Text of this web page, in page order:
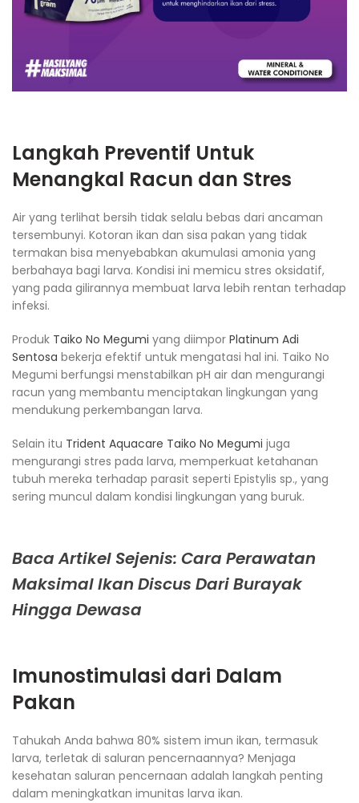
Langkah Preventif Untuk
Menangkal Racun dan Stres
Air yang terlihat bersih tidak selalu bebas dari ancaman
tersembunyi. Kotoran ikan dan sisa pakan yang tidak
termakan bisa menyebabkan akumulasi amonia yang
berbahaya bagi larva. Kondisi ini memicu stres oksidatif,
yang pada gilirannya membuat larva lebih rentan terhadap
infeksi.
Produk Taiko No Megumi yang diimpor Platinum Adi
Sentosa bekerja efektif untuk mengatasi hal ini. Taiko No
Megumi berfungsi menstabilkan pH air dan mengurangi
racun yang membantu menciptakan lingkungan yang
mendukung perkembangan larva.
Selain itu Trident Aquacare Taiko No Megumi juga
mengurangi stres pada larva, memperkuat ketahanan
tubuh mereka terhadap parasit seperti Epistylis sp., yang
sering muncul dalam kondisi lingkungan yang buruk.
Baca Artikel Sejenis: Cara Perawatan
Maksimal Ikan Discus Dari Burayak
Hingga Dewasa
Imunostimulasi dari Dalam
Pakan
Tahukah Anda bahwa 80% sistem imun ikan, termasuk
larva, terletak di saluran pencernaannya? Menjaga
kesehatan saluran pencernaan adalah langkah penting
dalam meningkatkan imunitas larva ikan.